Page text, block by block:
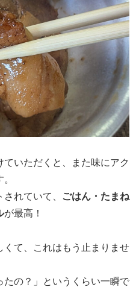
いただくと、また味にアク
れていて、
ごはん・たまね
が最高！
て、これはもう止まりませ
の？」というくらい一瞬で